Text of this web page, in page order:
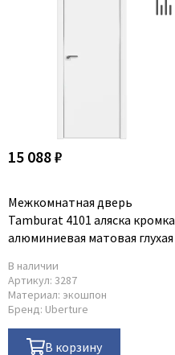
15 088 ₽
Межкомнатная дверь
Tamburat 4101 аляска кромка
алюминиевая матовая глухая
В наличии
Артикул: 3287
Материал: экошпон
Бренд: Uberture
В корзину